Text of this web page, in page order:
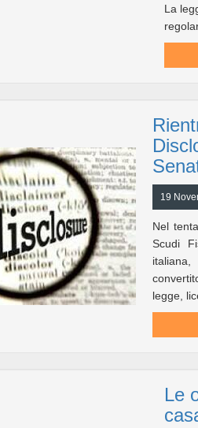
La
19
Nel
Scudi
legge,
Le